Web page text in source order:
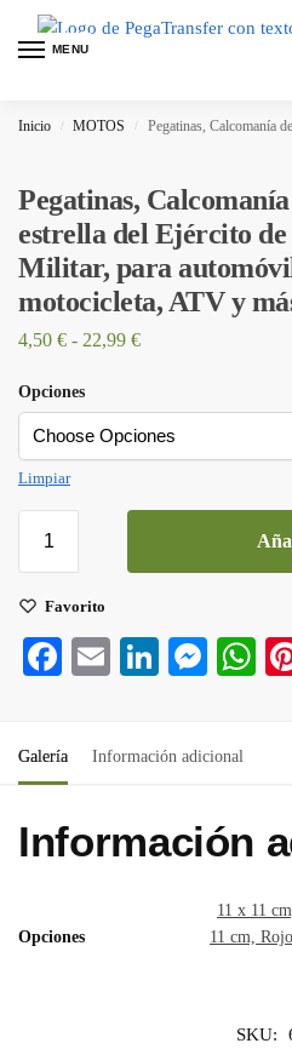
MENU
Inicio / MOTOS / Pegatinas, Calcomanía de vinilo con estrella del
Pegatinas,
estrella del Ejército
Militar, para
motocicleta, ATV y
4,50 € - 22,99 €
Opciones
Limpiar
Favorito
Fa
ok
E
Li
In
M
ng
W
Galería Información adicional
Información
Opciones
11 x 11
11 cm, Rojo
SKU: